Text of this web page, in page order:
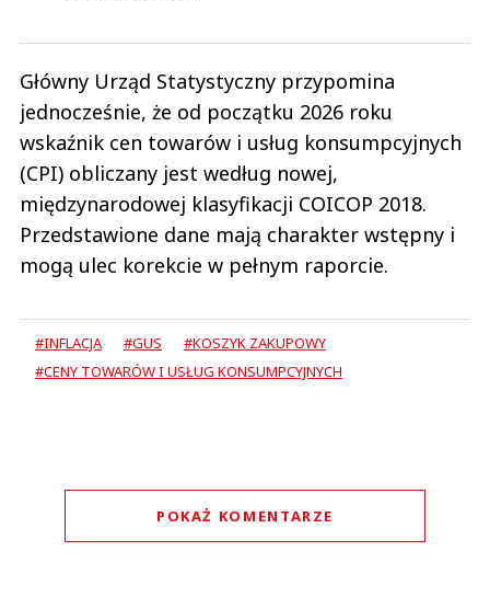
Główny Urząd Statystyczny przypomina
jednocześnie, że od początku 2026 roku
wskaźnik cen towarów i usług konsumpcyjnych
(CPI) obliczany jest według nowej,
międzynarodowej klasyfikacji COICOP 2018.
Przedstawione dane mają charakter wstępny i
mogą ulec korekcie w pełnym raporcie.
#INFLACJA #GUS
#KOSZYK ZAKUPOWY
#CENY TOWARÓW I USŁUG KONSUMPCYJNYCH
POKAŻ KOMENTARZE